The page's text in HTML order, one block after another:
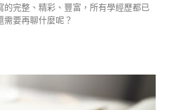
的完整、精彩、豐富，所有學經歷都已
需要再聊什麼呢？